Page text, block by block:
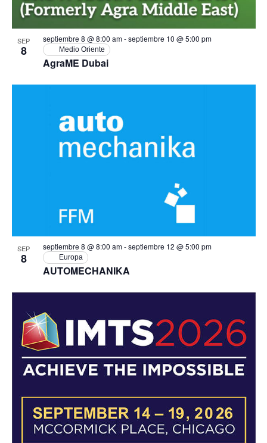
SEP
8
AgraME Dubai
septiembre 8 @ 8:00 am-septiembre 10 @ 5:00 pm
Medio Oriente
SEP
8
AUTOMECHANIKA
septiembre 8 @ 8:00 am-septiembre 12 @ 5:00 pm
Europa